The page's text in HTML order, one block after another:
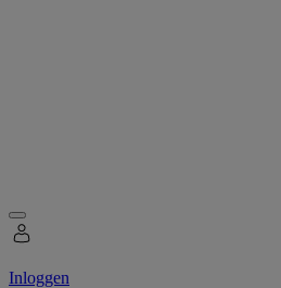
Inloggen